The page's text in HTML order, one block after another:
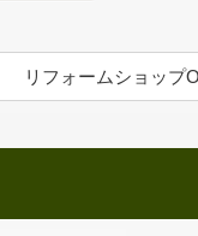
リフォームショップ